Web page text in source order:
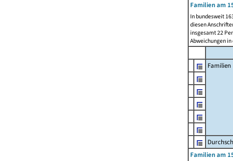
Familien am
In bundesweit
diesen
insgesamt 22
Abweichungen
Familien
Familien am